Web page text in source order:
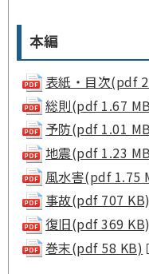
本編
表紙・目次(pdf
総則(pdf 1.67
予防(pdf 1.01
地震(pdf 1.23
風水害(pdf 1.75
事故(pdf 707 KB)
復旧(pdf 369 KB)
巻末(pdf 58 KB)